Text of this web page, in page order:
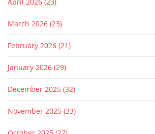
March 2026 (23)
February 2026 (21)
January 2026 (29)
December 2025 (32)
November 2025 (33)